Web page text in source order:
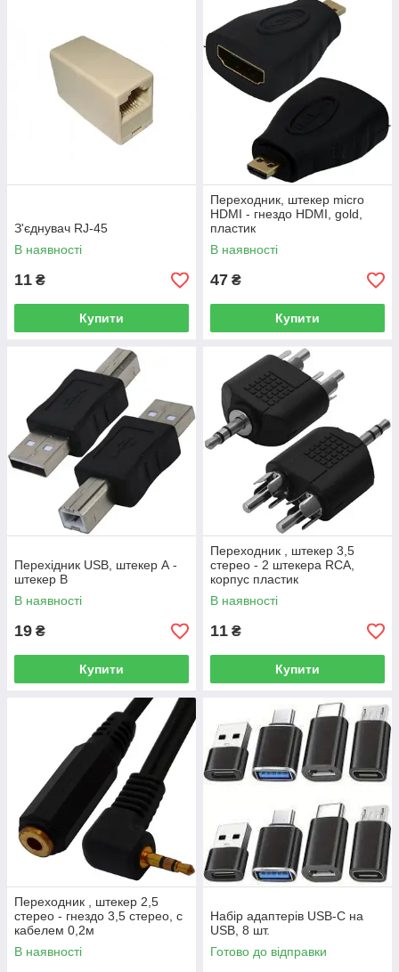
З'єднувач RJ-45
В наявності
11 ₴
Купити
Переходник, штекер micro
HDMI - гнездо HDMI, gold,
пластик
В наявності
47 ₴
Купити
Перехідник USB, штекер А -
штекер В
В наявності
19 ₴
Купити
Переходник , штекер 3,5
стерео - 2 штекера RCA,
корпус пластик
В наявності
11 ₴
Купити
Переходник , штекер 2,5
стерео - гнездо 3,5 стерео, с
кабелем 0,2м
В наявності
Набір адаптерів USB-C на
USB, 8 шт.
Готово до відправки